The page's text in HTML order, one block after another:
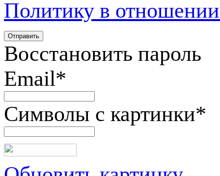
Политику в
Восстановить пароль
Email*
Символы с картинки*